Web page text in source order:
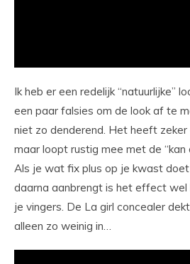
Ik heb er een redelijk “natuurlijke”
een paar falsies om de look af te
niet zo denderend. Het heeft
maar loopt rustig mee met de “kan
Als je wat fix plus op je kwast
daarna aanbrengt is het effect wel
je vingers. De La girl concealer
alleen zo weinig in…